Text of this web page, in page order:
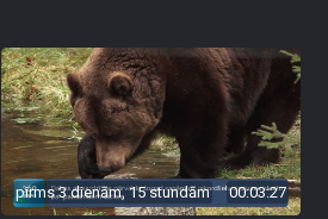
pirms 3 dienām, 15 stundām 00:03:27